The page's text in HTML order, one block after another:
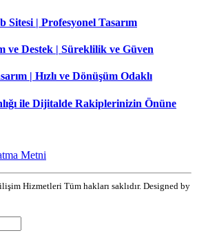
Sitesi | Profesyonel Tasarım
ve Destek | Süreklilik ve Güven
| Hızlı ve Dönüşüm Odaklı
ile Dijitalde Rakiplerinizin Önüne
Metni
Hizmetleri Tüm hakları saklıdır. Designed by